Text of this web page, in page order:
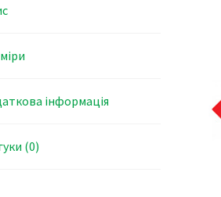
інформація
(0)